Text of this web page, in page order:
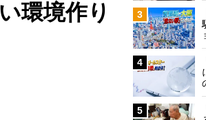
環境作り
3
4
5